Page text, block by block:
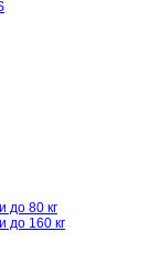
до 80 кг
до 160 кг